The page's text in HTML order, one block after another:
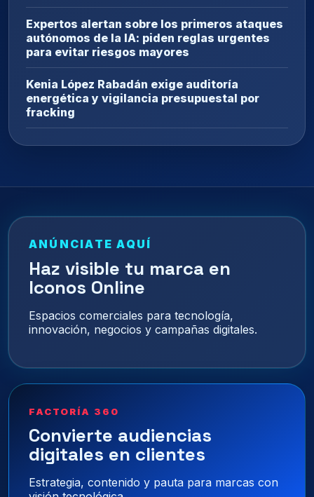
Expertos alertan sobre los primeros ataques
autónomos de la IA: piden reglas urgentes
para evitar riesgos mayores
Kenia López Rabadán exige auditoría
energética y vigilancia presupuestal por
fracking
ANÚNCIATE AQUÍ
Haz visible tu marca en
Iconos Online
Espacios comerciales para tecnología,
innovación, negocios y campañas digitales.
FACTORÍA 360
Convierte audiencias
digitales en clientes
Estrategia, contenido y pauta para marcas con